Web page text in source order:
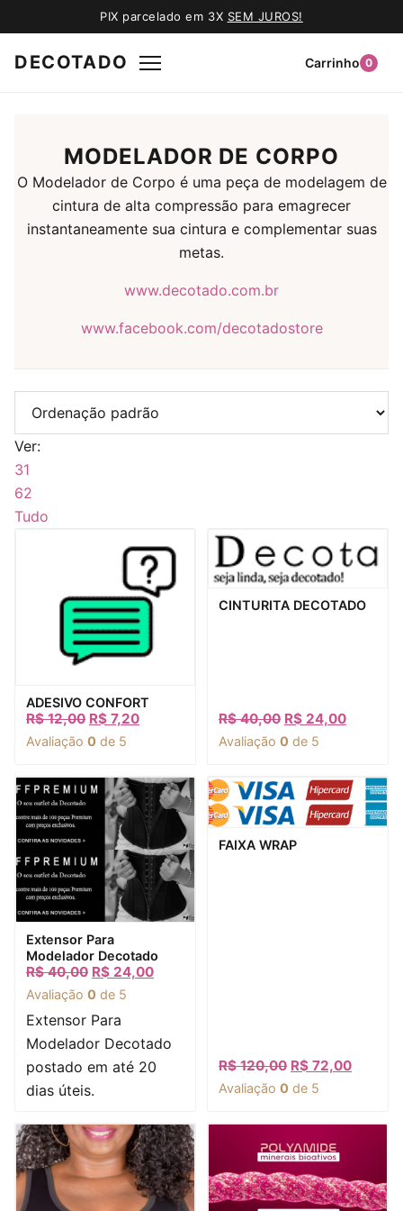
PIX parcelado em 3X SEM JUROS!
DECOTADO Carrinho 0
MODELADOR DE CORPO
O Modelador de Corpo é uma peça de modelagem de
cintura de alta compressão para emagrecer
instantaneamente sua cintura e complementar suas
metas.
www.decotado.com.br
www.facebook.com/decotadostore
Ver:
31
62
Tudo
Visualização rápida
ADESIVO CONFORT
R$12,00 R$ 7,20
Avaliação 0 de 5
Visualização rápida
CINTURITA DECOTADO
R$40,00 R$ 24,00
Avaliação 0 de 5
Visualização rápida
Extensor Para
Modelador Decotado
R$40,00 R$ 24,00
Avaliação 0 de 5
Extensor Para
Modelador Decotado
postado em até 20
dias úteis.
Visualização rápida
FAIXA WRAP
R$120,00 R$ 72,00
Avaliação 0 de 5